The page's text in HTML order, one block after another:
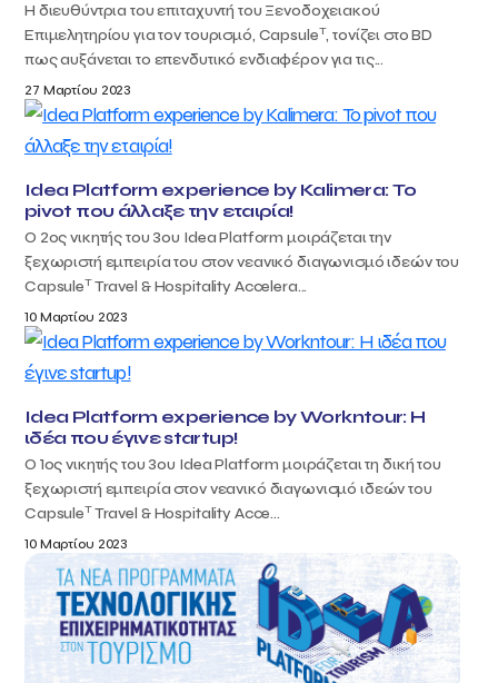
Η διευθύντρια του επιταχυντή του Ξενοδοχειακού
Επιμελητηρίου για τον τουρισμό, CapsuleT, τονίζει στο BD
πως αυξάνεται το επενδυτικό ενδιαφέρον για τις...
27 Μαρτίου 2023
Idea Platform experience by Kalimera: Το
pivot που άλλαξε την εταιρία!
Ο 2ος νικητής του 3ου Idea Platform μοιράζεται την
ξεχωριστή εμπειρία του στον νεανικό διαγωνισμό ιδεών του
CapsuleTTravel & Hospitality Accelera...
10 Μαρτίου 2023
Idea Platform experience by Workntour: Η
ιδέα που έγινε startup!
Ο 1ος νικητής του 3ου Idea Platform μοιράζεται τη δική του
ξεχωριστή εμπειρία στον νεανικό διαγωνισμό ιδεών του
CapsuleTTravel & Hospitality Acce...
10 Μαρτίου 2023